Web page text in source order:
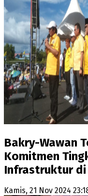
Bakry-Wawan
Komitmen
Infrastruktur
Kamis, 21 Nov 2024